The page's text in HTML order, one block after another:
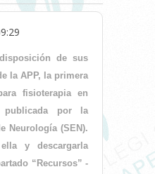
de sus
la APP, la primera
fisioterapia en
publicada por la
Neurología (SEN).
y descargarla
“Recursos” -